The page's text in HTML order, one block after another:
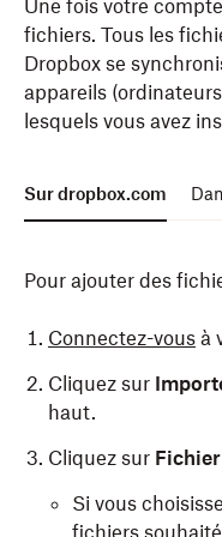
l’application
Google Play Store.
Ouvrez l’application.
Connectez-vous
d’appareils à
Une fois votre
fichiers. Tous les
Dropbox se
appareils
lesquels vous avez
Sur dropbox.com
Pour ajouter des
Connectez-vous à
Cliquez sur
haut.
Cliquez sur Fichier
Si vous
fichiers